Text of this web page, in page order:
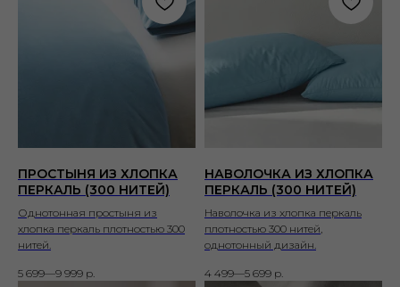
ПРОСТЫНЯ ИЗ ХЛОПКА
ПЕРКАЛЬ (300 НИТЕЙ)
Однотонная простыня из
хлопка перкаль плотностью 300
нитей.
5 699—9 999 р.
НАВОЛОЧКА ИЗ ХЛОПКА
ПЕРКАЛЬ (300 НИТЕЙ)
Наволочка из хлопка перкаль
плотностью 300 нитей,
однотонный дизайн.
4 499—5 699 р.